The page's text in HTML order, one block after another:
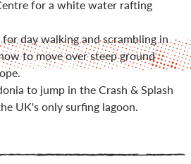
for a white water rafting
for day walking and scrambling in
to move over steep ground
to jump in the Crash & Splash
UK's only surfing lagoon.